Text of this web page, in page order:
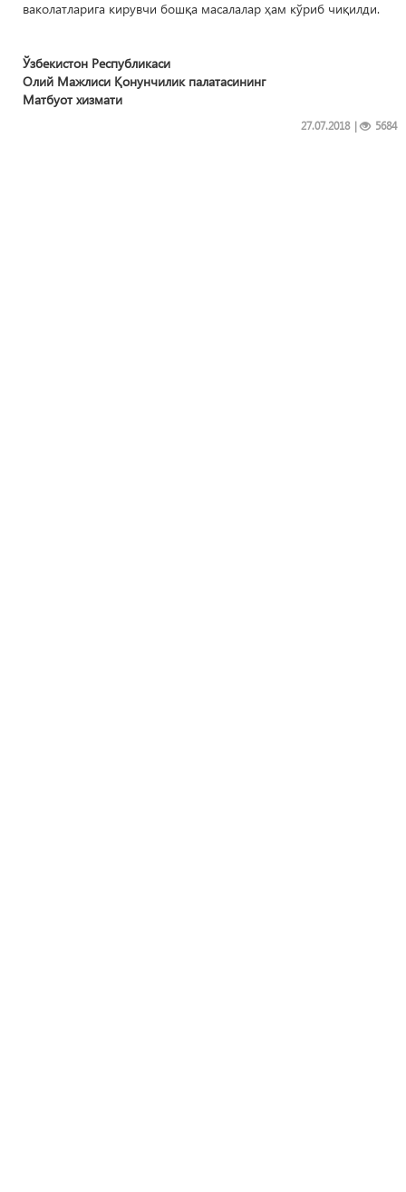
ваколатларига кирувчи бошқа масалалар ҳам кўриб чиқилди.
Ўзбекистон Республикаси
Олий Мажлиси Қонунчилик палатасининг
Матбуот хизмати
| 5684
27.07.2018